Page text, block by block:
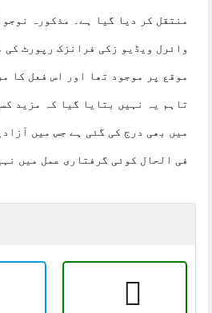
منتقل کر دیا گیا ہے۔ مذکورہ
وائرل ویڈیو زکی فرانزک رپورٹ
موقع پر موجود تھا اور اس فعل کا
تاہم یہ نہیں بتایا گیا کہ مزید
میں بھی درج کی گئی ہے جس میں
فی الحال کوئی گرفتاری عمل میں